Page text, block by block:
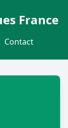
France
Contact